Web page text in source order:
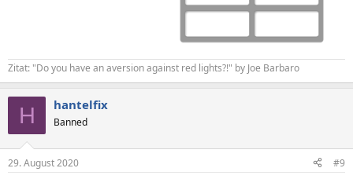
Zitat: "Do you have an aversion against red lights?!" by Joe Barbaro
H hantelfix
Banned
29. August 2020 #9